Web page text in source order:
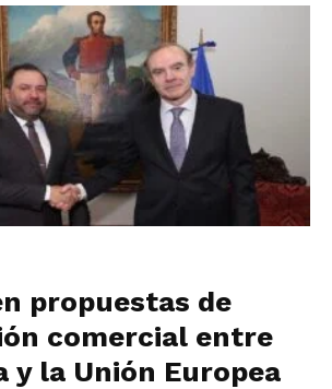
propuestas de
comercial entre
y la Unión Europea